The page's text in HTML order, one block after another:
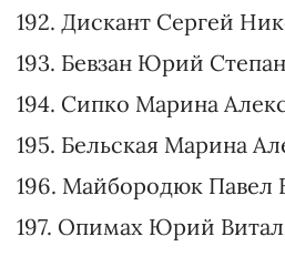
180. Фурман Владимир
181. Журавновский
182. Королев Денис
183. Масевич Станислав
184. Расенко Артем
185. Черевань Артур